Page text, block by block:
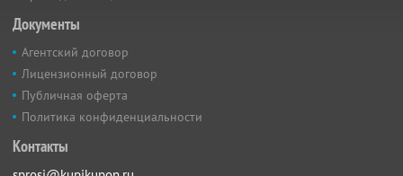
Документы
Агентский договор
Лицензионный договор
Публичная оферта
Политика конфиденциальности
Контакты